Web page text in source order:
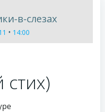
в-слезах
• 14:00
стих)